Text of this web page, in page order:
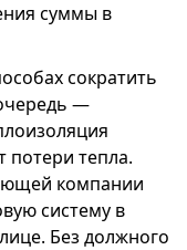
суммы в
сократить
—
потери тепла.
компании
систему в
Без должного